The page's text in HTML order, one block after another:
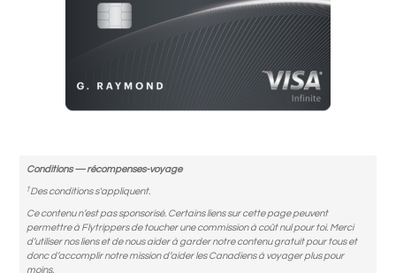
Conditions — récompenses-voyage
†Des conditions s'appliquent.
Ce contenu n’est pas sponsorisé. Certains liens sur cette page peuvent
permettre à Flytrippers de toucher une commission à coût nul pour toi. Merci
d’utiliser nos liens et de nous aider à garder notre contenu gratuit pour tous et
donc d’accomplir notre mission d’aider les Canadiens à voyager plus pour
moins.